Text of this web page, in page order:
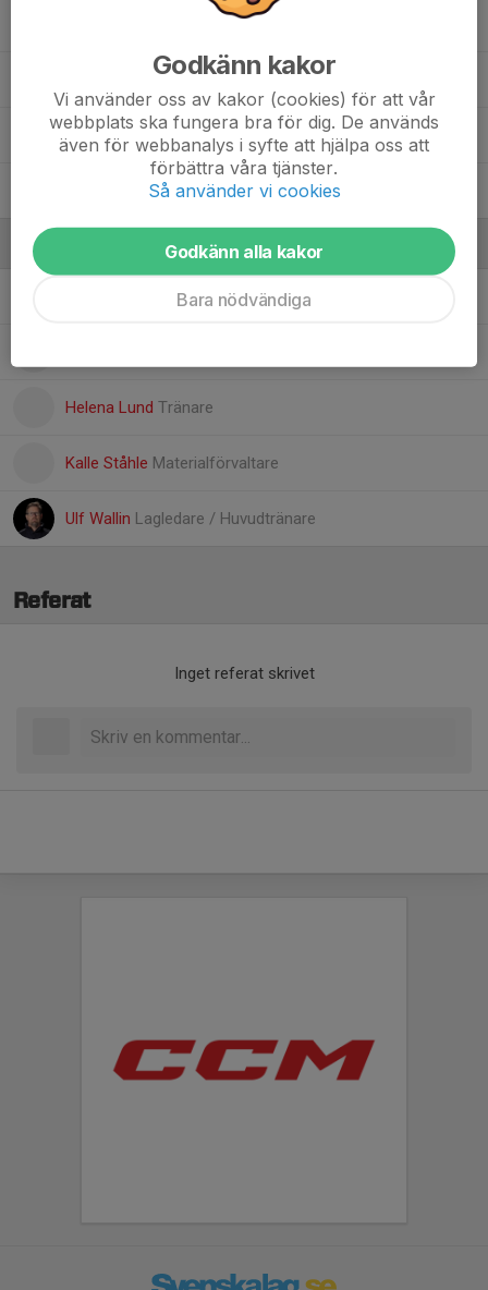
24. Emil Lund
28. Monchai Öberg
29. Georg Jonker
Ledare
Tränare
Helena Lund Tränare
Kalle Ståhle Materialförvaltare
Ulf Wallin Lagledare / Huvudtränare
Referat
Inget referat skrivet
Godkänn kakor
Vi använder oss av kakor (cookies) för att vår
webbplats ska fungera bra för dig. De används
även för webbanalys i syfte att hjälpa oss att
förbättra våra tjänster.
Så använder vi cookies
Godkänn alla kakor
Bara nödvändiga